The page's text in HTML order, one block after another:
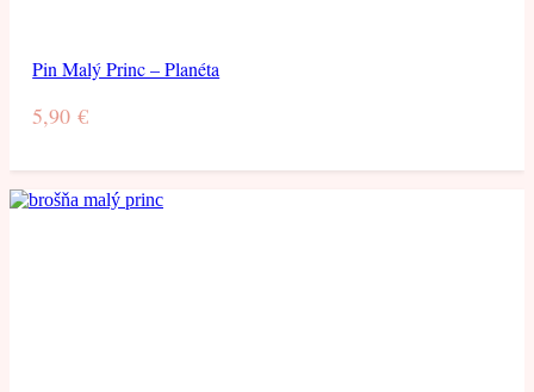
Pin Malý Princ – Planéta
5,90€